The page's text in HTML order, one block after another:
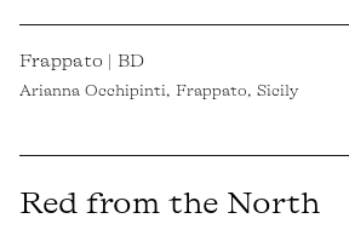
Frappato | BD
Arianna Occhipinti, Frappato, Sicily
Red from the North